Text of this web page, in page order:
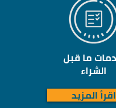
الشراء
اقرأ المزيد